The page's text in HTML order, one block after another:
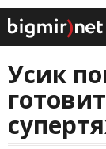
Усик